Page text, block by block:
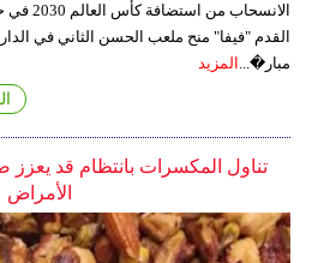
القدم "فيفا" منح ملعب الحسن الثاني في
مبار�... المزيد
تناول المكسرات بانتظام قد
الأمراض